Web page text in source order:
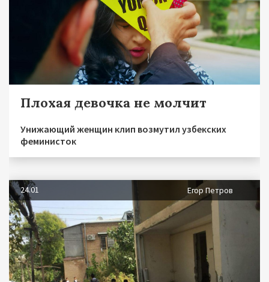
Плохая девочка не молчит
Унижающий женщин клип возмутил узбекских
феминисток
24.01 Егор Петров